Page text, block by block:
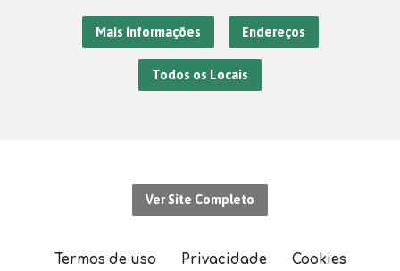
Mais Informações Endereços
Todos os Locais
Ver Site Completo
Termos de uso Privacidade Cookies